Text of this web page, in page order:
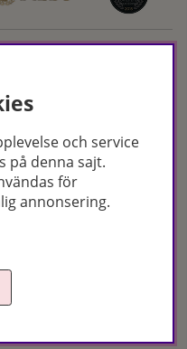
inom hudvård, hårvård och
50 års erfarenhet och
hitta rätt produkter och
enkelt på hudoteket.se eller
och service
på denna sajt.
för
annonsering.